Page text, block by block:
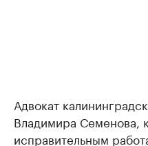
Адвокат
Владимира Семенова,
исправительным